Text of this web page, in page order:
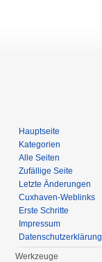
Hauptseite
Kategorien
Alle Seiten
Zufällige Seite
Letzte Änderungen
Cuxhaven-Weblinks
Erste Schritte
Impressum
Datenschutzerklärung
Werkzeuge